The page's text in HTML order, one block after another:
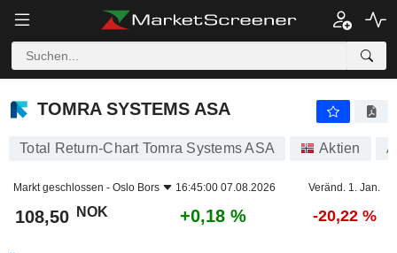
TOMRA SYSTEMS ASA
TOMRA SYSTEMS ASA
Total Return-Chart Tomra Systems ASA Aktien
Markt geschlossen - Oslo Bors 16:45:00 07.08.2026 Veränd. 1. Jan.
108,50 NOK +0,18 % -20,22 %